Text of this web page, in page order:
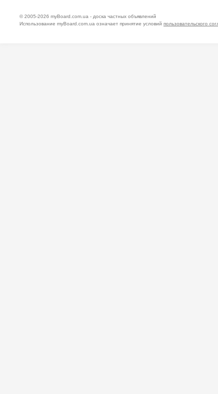
© 2005-2026 myBoard.com.ua - доска частных объявлений
Использование myBoard.com.ua означает принятие условий пользовательского